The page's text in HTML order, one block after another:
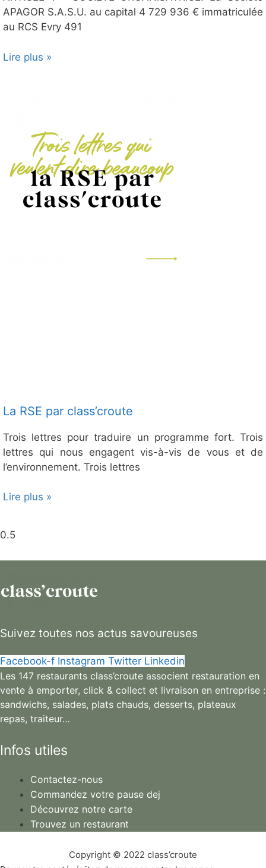
APAGOR S.A.S.U. au capital 4 729 936 € immatriculée
au RCS Evry 491
Lire plus »
La RSE par class’croute
Trois lettres pour traduire un programme fort. Trois
lettres qui nous engagent vis-à-vis de vous et de
l’environnement. Trois lettres
Lire plus »
Suivez toutes nos actus savoureuses
Facebook-f Instagram Twitter Linkedin
Les 147 restaurants class’croute associent restauration en
vente à emporter, click & collect et livraison en entreprise :
sandwichs, salades, plats chauds, desserts, plateaux
repas, traiteur…
Infos utiles
Contactez-nous
Commandez votre pause dej
Découvrez notre carte
Trouvez un restaurant
Copyright © 2022 class’croute